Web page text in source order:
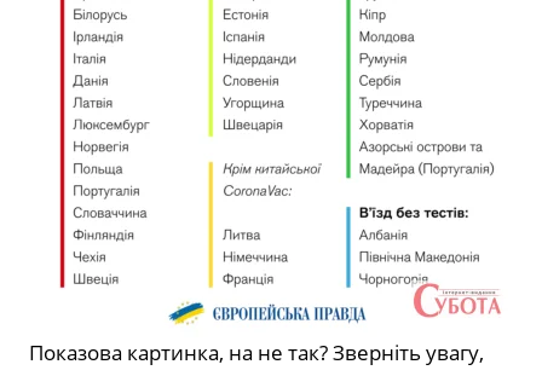
Показова картинка, на не так? Зверніть увагу,